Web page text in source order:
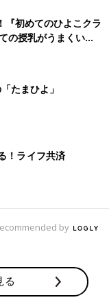
『初めてのひよこクラ
の授乳がうまくい
夏のトラブル 解決テ
たまひよ」
！ライフ共済
by
る